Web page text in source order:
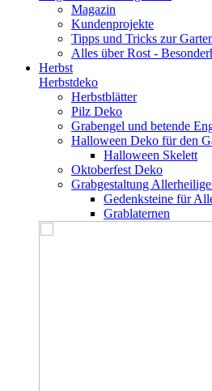
Magazin
Kundenprojekte
Tipps und Tricks zur
Alles über Rost -
Herbst
Herbstdeko
Herbstblätter
Pilz Deko
Grabengel und betende
Halloween Deko für den
Halloween Skelett
Oktoberfest Deko
Grabgestaltung
Gedenksteine für
Grablaternen